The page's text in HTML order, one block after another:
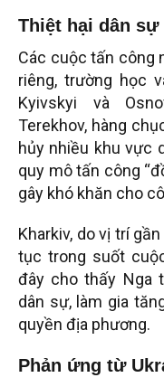
Thiệt hại dân sự
Các cuộc tấn công
riêng, trường học
Kyivskyi và
Terekhov, hàng
hủy nhiều khu vực
quy mô tấn công
gây khó khăn cho
Kharkiv, do vị trí
tục trong suốt
đây cho thấy Nga
dân sự, làm gia
quyền địa phương.
Phản ứng từ